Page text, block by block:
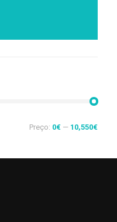
Preço: 0€— 10,550€